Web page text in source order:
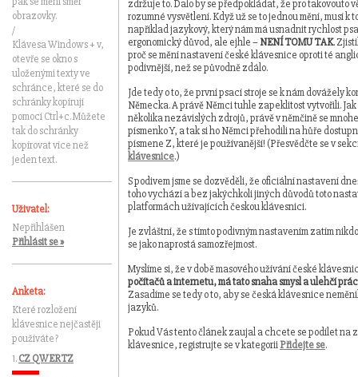
zdržuje to. Dalo by se předpokládat, že pro takovouto
rozumné vysvětlení. Když už se to jednou mění, musí k
například jazykový, který nám má usnadnit rychlost
ergonomický důvod, ale ejhle –NENÍ TOMU TAK.
proč se mění nastavení české klávesnice oproti té
podivnější, než se původně zdálo.
Jde tedy o to, že první psací stroje se k nám dovážely
Německa. A právě Němci tuhle zapeklitost vytvořili.
několika nezávislých zdrojů, právě v němčině se
písmenko Y, a tak si ho Němci přehodili na hůře
písmene Z, které je používanější! (Přesvědčte se v
klávesnice.)
S podivem jsme se dozvěděli, že oficiální nastavení
toho vychází a bez jakýchkoli jiných důvodů toto
platformách užívajících českou klávesnici.
Je zvláštní, že s tímto podivným nastavením zatím
se jako naprostá samozřejmost.
Myslíme si, že v době masového užívání české
počítačů a internetu, má tato snaha smysl a ulehčí
Zasadíme se tedy o to, aby se česká klávesnice
jazyků.
Pokud Vás tento článek zaujal a chcete se podílet na
klávesnice, registrujte se v kategoriiPřidejte se.
obrazovky.
/
Klávesa Windows + v,
otevře se okno s
uloženými texty ve
schránce, které se do
schránky kopírují
pomocí Ctrl+c. Můžete
tak do schránky
kopírovat více než
jeden text.
Uživatel:
Nepřihlášen
Přihlásit se »
Anketa:
Které rozložení
klávesnice nejčastěji
používáte?
1.CZ QWERTZ